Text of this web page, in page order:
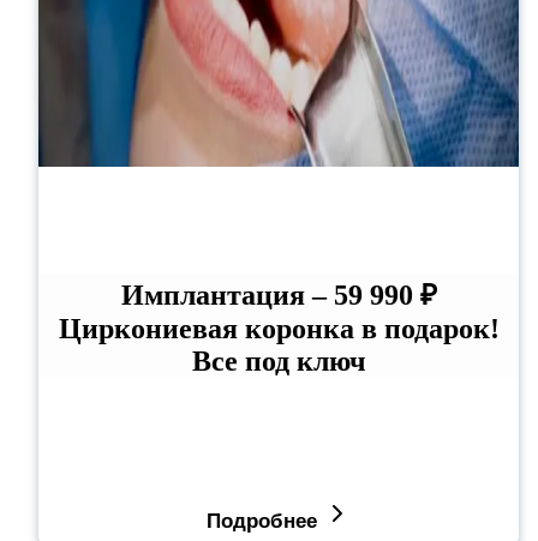
Имплантация – 59 990 ₽
Циркониевая коронка в подарок!
Все под ключ
Подробнее